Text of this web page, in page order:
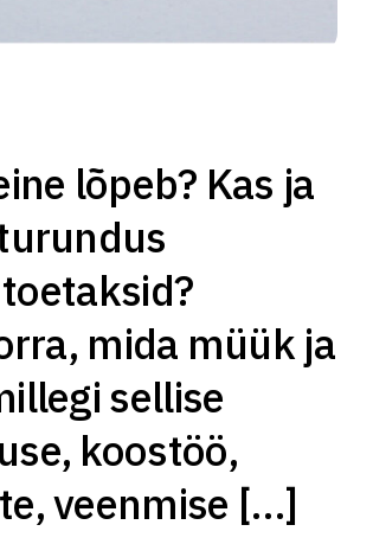
lõpeb? Kas ja
mida müük ja
sellise
koostöö,
veenmise […]